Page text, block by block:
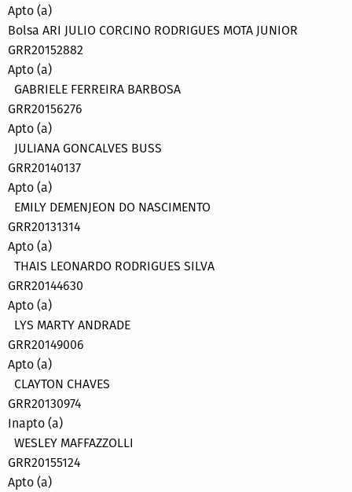
Apto (a)
Bolsa ARI JULIO CORCINO RODRIGUES MOTA JUNIOR
GRR20152882
Apto (a)
GABRIELE FERREIRA BARBOSA
GRR20156276
Apto (a)
JULIANA GONCALVES BUSS
GRR20140137
Apto (a)
EMILY DEMENJEON DO NASCIMENTO
GRR20131314
Apto (a)
THAIS LEONARDO RODRIGUES SILVA
GRR20144630
Apto (a)
LYS MARTY ANDRADE
GRR20149006
Apto (a)
CLAYTON CHAVES
GRR20130974
Inapto (a)
WESLEY MAFFAZZOLLI
GRR20155124
Apto (a)